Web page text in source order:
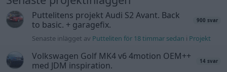
Puttelitens projekt Audi S2 Avant. Back
to basic. + garagefix.
900 svar
Senaste inlägget av Putteliten för 18 timmar sedan i Projekt
Volkswagen Golf MK4 v6 4motion OEM++
med JDM inspiration.
14 svar